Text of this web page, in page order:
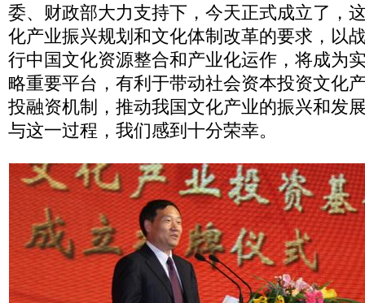
委、财政部大力支持下，今天正式成立了，
化产业振兴规划和文化体制改革的要求，以
行中国文化资源整合和产业化运作，将成为
略重要平台，有利于带动社会资本投资文化
投融资机制，推动我国文化产业的振兴和发
与这一过程，我们感到十分荣幸。